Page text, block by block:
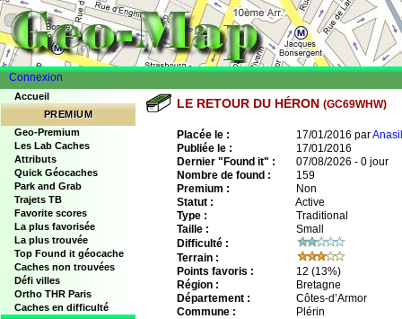
Connexion
Accueil
PREMIUM
Geo-Premium
Les Lab Caches
Attributs
Quick Géocaches
Park and Grab
Trajets TB
Favorite scores
La plus favorisée
La plus trouvée
Top Found it géocache
Caches non trouvées
Défi villes
Ortho THR Paris
Caches en difficulté
LE RETOUR DU HÉRON (GC69WHW)
Placée le : 17/01/2016 par
Publiée le :
17/01/2016
Dernier "Found it" :
07/08/2026 - 0 jour
Nombre de found :
159
Premium :
Non
Statut :
Active
Type :
Traditional
Taille :
Small
Difficulté :
Terrain :
Points favoris :
12 (13%)
Région :
Bretagne
Département :
Côtes-d’Armor
Commune :
Plérin